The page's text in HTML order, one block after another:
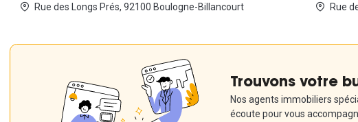
Rue des Longs Prés, 92100 Boulogne-Billancourt
Trouvons votre
Nos agents immobiliers
écoute pour vous